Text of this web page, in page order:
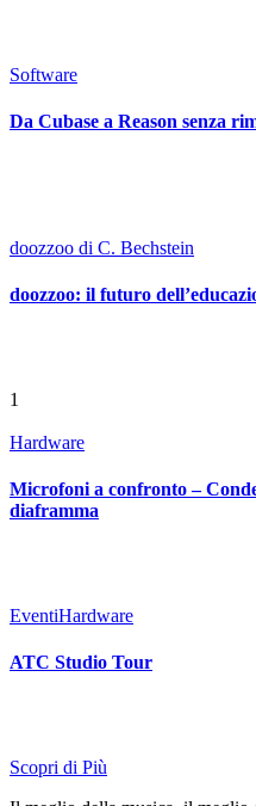
Software
Da Cubase a Reason senza
doozzoo di C. Bechstein
doozzoo: il futuro
1
Hardware
Microfoni a confronto –
diaframma
EventiHardware
ATC Studio Tour
Scopri di Più